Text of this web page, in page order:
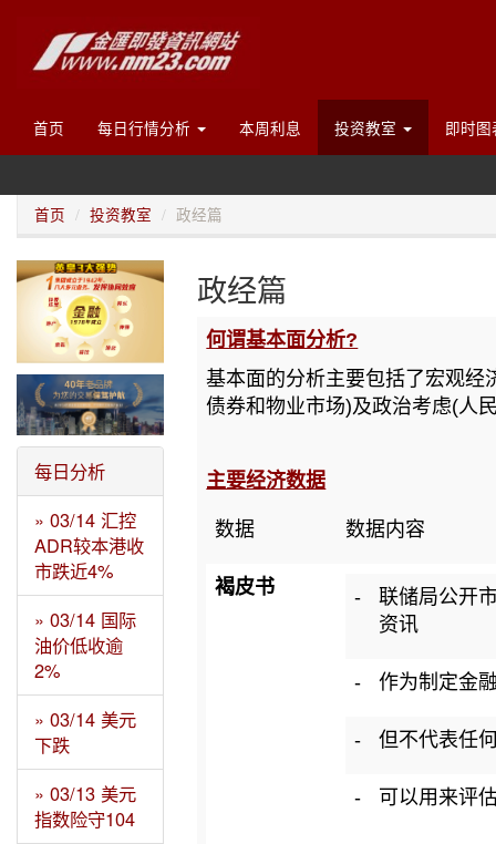
首页 每日行情分析 本周利息 投资教室 即时图
首页 投资教室 政经篇
政经篇
何谓基本面分析?
基本面的分析主要包括了宏观经
债券和物业市场)及政治考虑(人
主要经济数据
数据 数据内容
褐皮书 -
联储局公开
资讯
- 作为制定金
- 但不代表任
- 可以用来评
每日分析
» 03/14 汇控
ADR较本港收
市跌近4%
» 03/14 国际
油价低收逾
2%
» 03/14 美元
下跌
» 03/13 美元
指数险守104